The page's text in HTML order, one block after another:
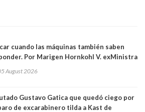
cuando las máquinas también saben
Por Marigen Hornkohl V. exMinistra
August 2026
Gustavo Gatica que quedó ciego por
de excarabinero tilda a Kast de